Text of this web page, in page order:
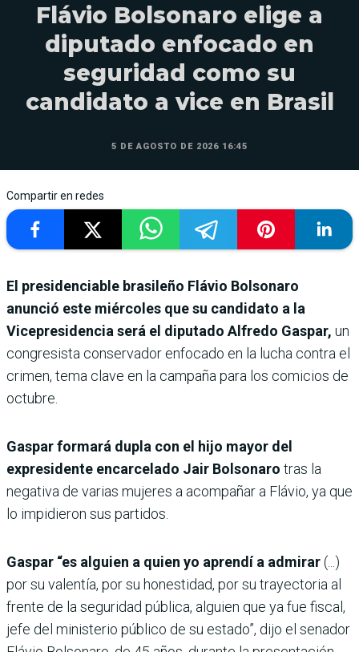
Flávio Bolsonaro elige a
diputado enfocado en
seguridad como su
candidato a vice en Brasil
5 DE AGOSTO DE 2026 16:45
Compartir en redes
El presidenciable brasileño Flávio Bolsonaro
anunció este miércoles que su candidato a la
Vicepresidencia será el diputado Alfredo Gaspar, un
congresista conservador enfocado en la lucha contra el
crimen, tema clave en la campaña para los comicios de
octubre.
Gaspar formará dupla con el hijo mayor del
expresidente encarcelado Jair Bolsonaro tras la
negativa de varias mujeres a acompañar a Flávio, ya que
lo impidieron sus partidos.
Gaspar “es alguien a quien yo aprendí a admirar(...)
por su valentía, por su honestidad, por su trayectoria al
frente de la seguridad pública, alguien que ya fue fiscal,
jefe del ministerio público de su estado”, dijo el senador